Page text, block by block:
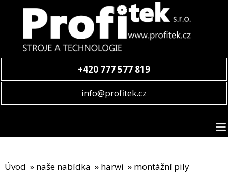
+420 777 577 819
info@profitek.cz
Úvod » naše nabídka » harwi » montážní pily